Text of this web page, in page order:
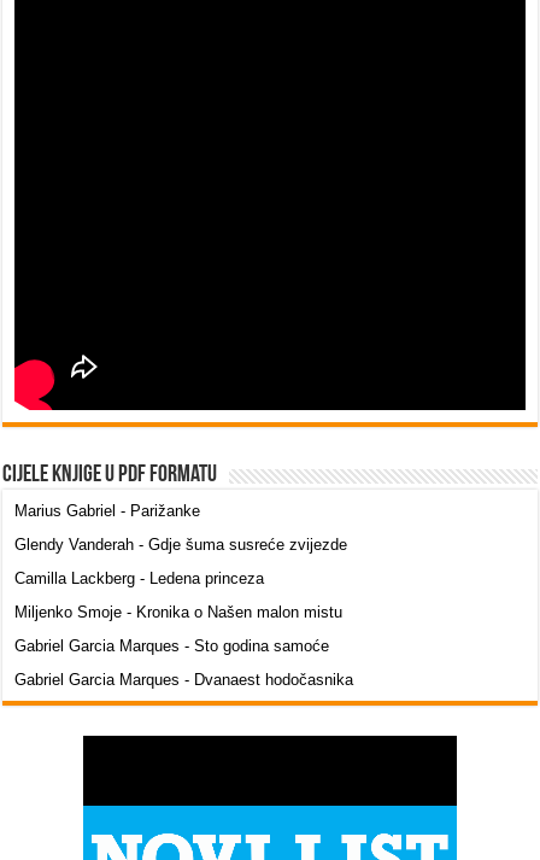
Cijele knjige u PDF formatu
Marius Gabriel - Parižanke
Glendy Vanderah - Gdje šuma susreće zvijezde
Camilla Lackberg - Ledena princeza
Miljenko Smoje - Kronika o Našen malon mistu
Gabriel Garcia Marques - Sto godina samoće
Gabriel Garcia Marques - Dvanaest hodočasnika